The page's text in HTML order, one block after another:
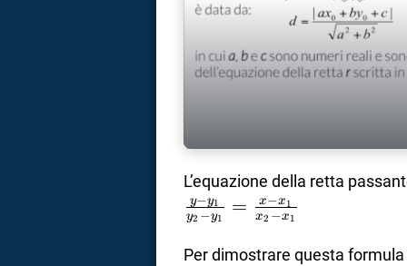
L’equazione della retta
y2 −y1
y−y1 = x2 −x1
x−x1
Per dimostrare questa